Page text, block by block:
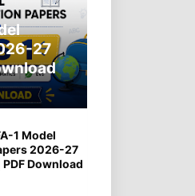
27
1 Model
2026-27
Download